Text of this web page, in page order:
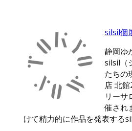
silsil個
静岡ゆ
silsil（
たちの
店 北
リーサ
催され
けて精力的に作品を発表するsil